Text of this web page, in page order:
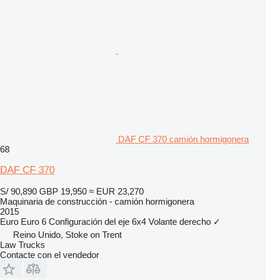
DAF CF 370 camión hormigonera
68
DAF CF 370
S/ 90,890 GBP 19,950 ≈ EUR 23,270
Maquinaria de construcción - camión hormigonera
2015
Euro Euro 6 Configuración del eje 6x4 Volante derecho ✓
Reino Unido, Stoke on Trent
Law Trucks
Contacte con el vendedor